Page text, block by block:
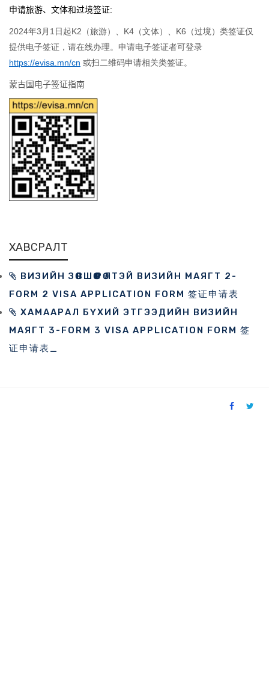
申请旅游、文体和过境签证:
2024年3月1日起K2（旅游）、K4（文体）、K6（过境）类签证仅
提供电子签证，请在线办理。申请电子签证者可登录
https://evisa.mn/cn 或扫二维码申请相关类签证。
蒙古国电子签证指南
ХАВСРАЛТ
ВИЗИЙН ЗӨВШӨӨРӨЛТЭЙ ВИЗИЙН МАЯГТ 2-
FORM 2 VISA APPLICATION FORM 签证申请表
ХАМААРАЛ БҮХИЙ ЭТГЭЭДИЙН ВИЗИЙН
МАЯГТ 3-FORM 3 VISA APPLICATION FORM 签
证申请表_